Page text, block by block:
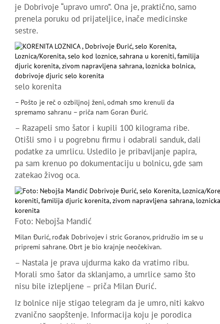
je Dobrivoje “upravo umro”. Ona je, praktično, samo
prenela poruku od prijateljice, inače medicinske
sestre.
selo korenita
– Pošto je reč o ozbiljnoj ženi, odmah smo krenuli da
spremamo sahranu – priča nam Goran Đurić.
– Razapeli smo šator i kupili 100 kilograma ribe.
Otišli smo i u pogrebnu firmu i odabrali sanduk, dali
podatke za umrlicu. Usledilo je pribavljanje papira,
pa sam krenuo po dokumentaciju u bolnicu, gde sam
zatekao živog oca.
Foto: Nebojša Mandić
Milan Đurić, rođak Dobrivojev i stric Goranov, pridružio im se u
pripremi sahrane. Obrt je bio krajnje neočekivan.
– Nastala je prava ujdurma kako da vratimo ribu.
Morali smo šator da sklanjamo, a umrlice samo što
nisu bile izlepljene – priča Milan Đurić.
Iz bolnice nije stigao telegram da je umro, niti kakvo
zvanično saopštenje. Informacija koju je porodica